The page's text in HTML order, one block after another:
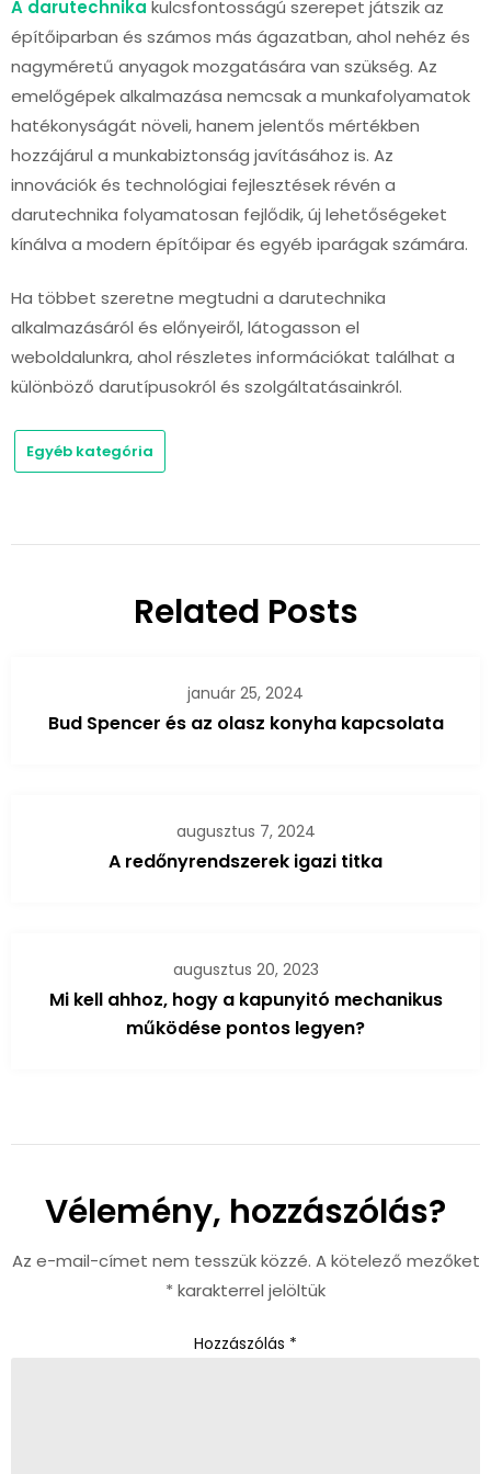
A darutechnika kulcsfontosságú szerepet játszik az
építőiparban és számos más ágazatban, ahol nehéz és
nagyméretű anyagok mozgatására van szükség. Az
emelőgépek alkalmazása nemcsak a munkafolyamatok
hatékonyságát növeli, hanem jelentős mértékben
hozzájárul a munkabiztonság javításához is. Az
innovációk és technológiai fejlesztések révén a
darutechnika folyamatosan fejlődik, új lehetőségeket
kínálva a modern építőipar és egyéb iparágak számára.
Ha többet szeretne megtudni a darutechnika
alkalmazásáról és előnyeiről, látogasson el
weboldalunkra, ahol részletes információkat találhat a
különböző darutípusokról és szolgáltatásainkról.
Egyéb kategória
Related Posts
január 25, 2024
Bud Spencer és az olasz konyha kapcsolata
augusztus 7, 2024
A redőnyrendszerek igazi titka
augusztus 20, 2023
Mi kell ahhoz, hogy a kapunyitó mechanikus
működése pontos legyen?
Vélemény, hozzászólás?
Az e-mail-címet nem tesszük közzé. A kötelező mezőket
* karakterrel jelöltük
Hozzászólás *